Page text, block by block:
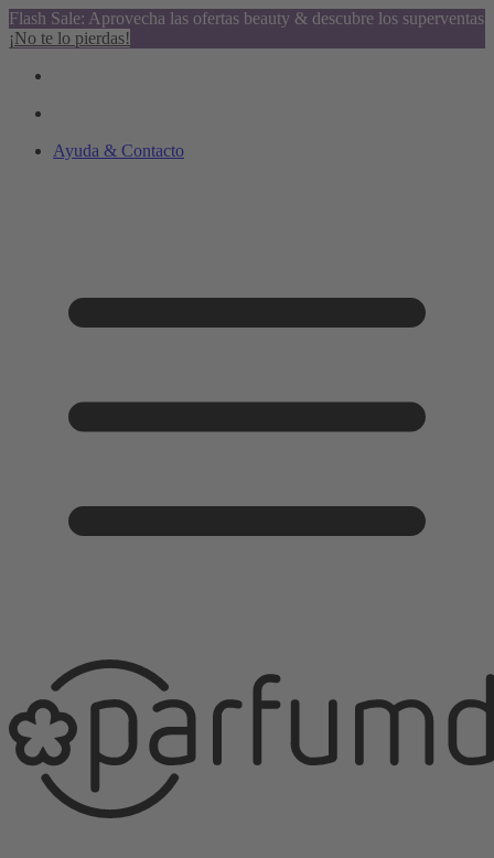
Flash Sale: Aprovecha las ofertas beauty & descubre los superventas
¡No te lo pierdas!
Ayuda & Contacto